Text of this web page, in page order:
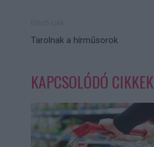
Tarolnak a hírműsorok
KAPCSOLÓDÓ CIKKEK